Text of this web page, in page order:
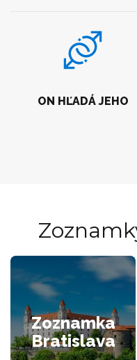
ON HĽADÁ JEHO
Zoznamka
Bratislava